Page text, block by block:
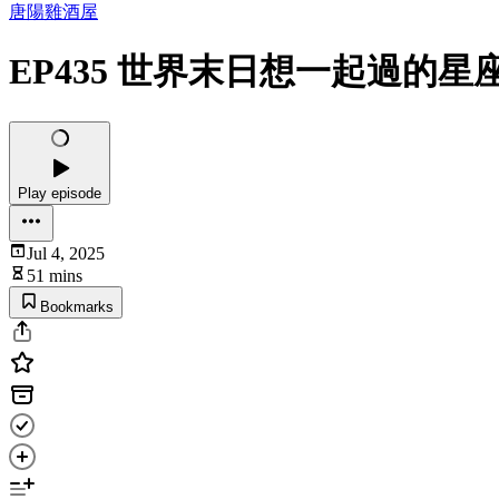
唐陽雞酒屋
EP435 世界末日想一起過的星
Play episode
Jul 4, 2025
51 mins
Bookmarks